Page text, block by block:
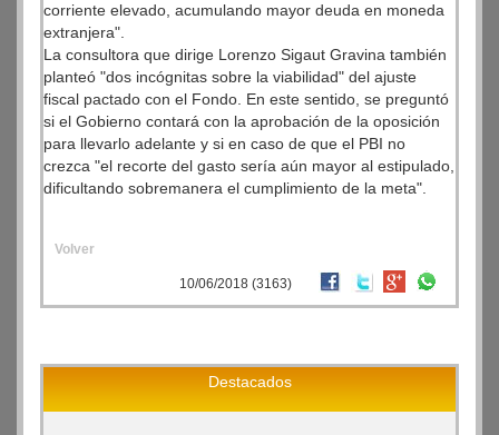
corriente elevado, acumulando mayor deuda en moneda
extranjera".
La consultora que dirige Lorenzo Sigaut Gravina también
planteó "dos incógnitas sobre la viabilidad" del ajuste
fiscal pactado con el Fondo. En este sentido, se preguntó
si el Gobierno contará con la aprobación de la oposición
para llevarlo adelante y si en caso de que el PBI no
crezca "el recorte del gasto sería aún mayor al estipulado,
dificultando sobremanera el cumplimiento de la meta".
Volver
10/06/2018 (3163)
Destacados